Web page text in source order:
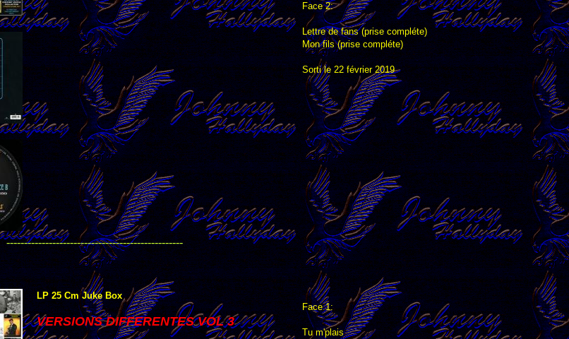
Face 2:
Lettre de fans (prise compléte)
Mon fils (prise compléte)
Sorti le 22 février 2019
--------------------------------------------------
LP 25 Cm Juke Box
VERSIONS DIFFERENTES VOL 3
Face 1:
Tu m'plais